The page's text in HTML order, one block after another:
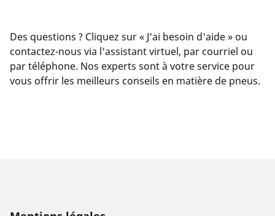
Des questions ? Cliquez sur « J'ai besoin d'aide » ou
contactez-nous via l'assistant virtuel, par courriel ou
par téléphone. Nos experts sont à votre service pour
vous offrir les meilleurs conseils en matière de pneus.